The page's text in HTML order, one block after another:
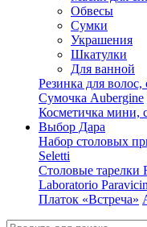
Обвесы
Сумки
Украшения
Шкатулки
Для ванной
Резинка для волос,
Сумочка Aubergine
Косметичка мини,
Выбор Дара
Набор столовых
Seletti
Столовые тарелки
Laboratorio
Платок «Встреча»